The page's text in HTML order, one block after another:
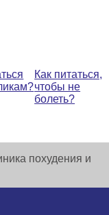
Как питаться,
чтобы не
болеть?
похудения и